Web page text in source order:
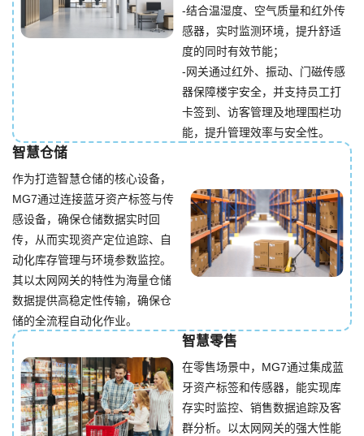
-结合温湿度、空气质量和红外传
感器，实时监测环境，提升舒适
度的同时有效节能；
-网关通过红外、振动、门磁传感
器保障楼宇安全，并支持员工打
卡签到、访客管理及地理围栏功
能，提升管理效率与安全性。
智慧仓储
作为打造智慧仓储的核心设备，
MG7通过连接蓝牙资产标签与传
感设备，确保仓储数据实时回
传，从而实现资产定位追踪、自
动化库存管理与环境参数监控。
其以太网网关的特性为海量仓储
数据提供高稳定性传输，确保仓
储的全流程自动化作业。
智慧零售
在零售场景中，MG7通过集成蓝
牙资产标签和传感器，能实现库
存实时监控、销售数据追踪及客
群分析。以太网网关的强大性能